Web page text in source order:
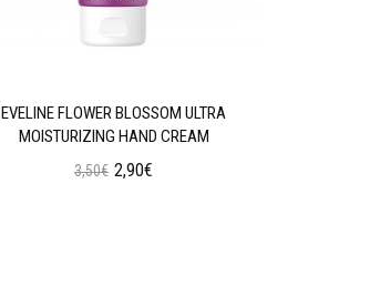
EVELINE FLOWER BLOSSOM ULTRA
MOISTURIZING HAND CREAM
3,50€ 2,90€